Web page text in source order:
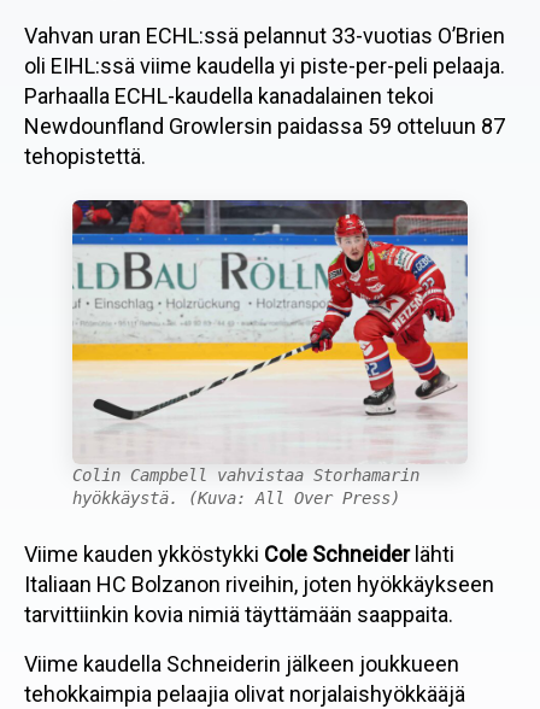
Vahvan uran ECHL:ssä pelannut 33-vuotias O’Brien
oli EIHL:ssä viime kaudella yi piste-per-peli pelaaja.
Parhaalla ECHL-kaudella kanadalainen tekoi
Newdounfland Growlersin paidassa 59 otteluun 87
tehopistettä.
Colin Campbell vahvistaa Storhamarin
hyökkäystä. (Kuva: All Over Press)
Viime kauden ykköstykki Cole Schneiderlähti
Italiaan HC Bolzanon riveihin, joten hyökkäykseen
tarvittiinkin kovia nimiä täyttämään saappaita.
Viime kaudella Schneiderin jälkeen joukkueen
tehokkaimpia pelaajia olivat norjalaishyökkääjä